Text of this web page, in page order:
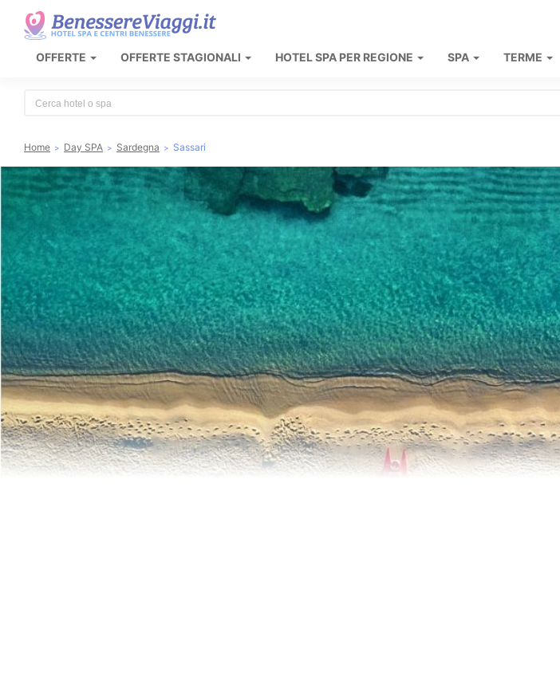
OFFERTE OFFERTE STAGIONALI HOTEL SPA PER REGIONE SPA TERME
Home Day SPA Sardegna Sassari